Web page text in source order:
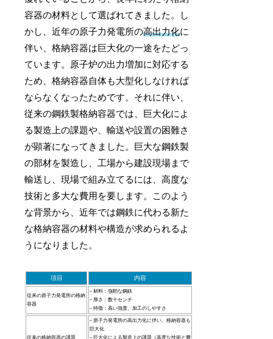
容器の材料として選ばれてきました。し
かし、近年の原子力発電所の高出力化に
伴い、格納容器は巨大化の一途をたどっ
ています。原子炉の出力増加に対応する
ため、格納容器自体も大型化しなければ
ならなくなったためです。それに伴い、
従来の鋼鉄製格納容器では、巨大化によ
る製造上の課題や、輸送や設置の困難さ
が顕著になってきました。巨大な鋼鉄製
の部材を製造し、工場から建設現場まで
輸送し、現場で組み立てるには、高度な
技術と多大な費用を要します。このよう
な背景から、近年では鋼鉄に代わる新た
な格納容器の材料や構造が求められるよ
うになりました。
項目 内容
従来の原子力発電所の格納
容器
– 材料：強靭な鋼鉄
– 厚さ：数十センチ
– 特徴：高い強度、加工のしやすさ
従来の格納容器の課題
– 原子力発電所の高出力化に伴い、格納容器も
巨大化
– 巨大化による製造上の課題（高度な技術と費